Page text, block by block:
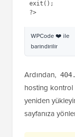
4
exit
WPCode ❤️ ile
barındırılır
Ardından,
hosting kontrol